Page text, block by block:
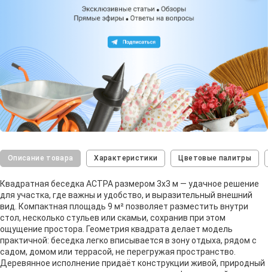
Описание товара Характеристики Цветовые палитры
Квадратная беседка АСТРА размером 3х3 м — удачное решение
для участка, где важны и удобство, и выразительный внешний
вид. Компактная площадь 9 м² позволяет разместить внутри
стол, несколько стульев или скамьи, сохранив при этом
ощущение простора. Геометрия квадрата делает модель
практичной: беседка легко вписывается в зону отдыха, рядом с
садом, домом или террасой, не перегружая пространство.
Деревянное исполнение придаёт конструкции живой, природный